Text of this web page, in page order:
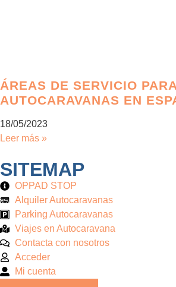
ÁREAS DE SERVICIO PARA
AUTOCARAVANAS EN
18/05/2023
Leer más »
SITEMAP
OPPAD STOP
Alquiler Autocaravanas
Parking Autocaravanas
Viajes en Autocaravana
Contacta con nosotros
Acceder
Mi cuenta